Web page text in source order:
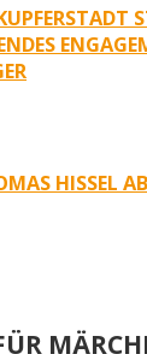
HISSEL